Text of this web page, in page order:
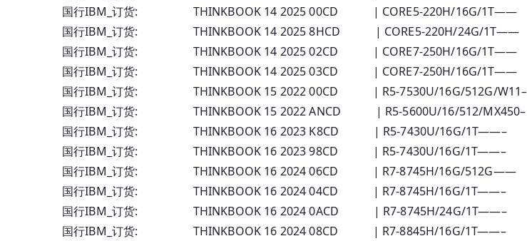
国行IBM_订货: THINKBOOK 14 2025 00CD | CORE5-220H/16G/
国行IBM_订货: THINKBOOK 14 2025 8HCD | CORE5-220H/24G/
国行IBM_订货: THINKBOOK 14 2025 02CD | CORE7-250H/16G/
国行IBM_订货: THINKBOOK 14 2025 03CD | CORE7-250H/16G/
国行IBM_订货: THINKBOOK 15 2022 00CD | R5-7530U/16G/512G/
国行IBM_订货: THINKBOOK 15 2022 ANCD | R5-5600U/16/512/
国行IBM_订货: THINKBOOK 16 2023 K8CD | R5-7430U/16G/
国行IBM_订货: THINKBOOK 16 2023 98CD | R5-7430U/16G/
国行IBM_订货: THINKBOOK 16 2024 06CD | R7-8745H/16G/
国行IBM_订货: THINKBOOK 16 2024 04CD | R7-8745H/16G/
国行IBM_订货: THINKBOOK 16 2024 0ACD | R7-8745H/24G/
国行IBM_订货: THINKBOOK 16 2024 08CD | R7-8845H/16G/